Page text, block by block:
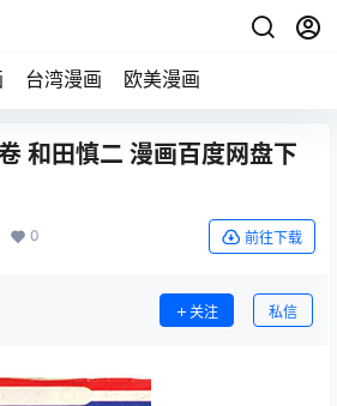
台湾漫画 欧美漫画
和田慎二 漫画百度网盘下
0 前往下载
关注 私信